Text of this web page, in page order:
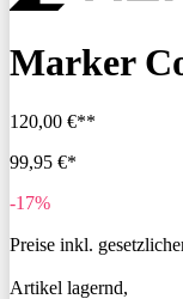
Marker
120,00 €**
99,95 €*
-17%
Preise inkl.
Artikel lagernd,